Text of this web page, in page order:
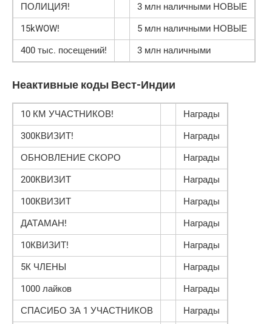
ПОЛИЦИЯ!
3 млн наличными НОВЫЕ
15kWOW!
5 млн наличными НОВЫЕ
400 тыс. посещений!
3 млн наличными
Неактивные коды Вест-Индии
10 КМ УЧАСТНИКОВ!
Награды
300КВИЗИТ!
Награды
ОБНОВЛЕНИЕ СКОРО
Награды
200КВИЗИТ
Награды
100КВИЗИТ
Награды
ДАТАМАН!
Награды
10КВИЗИТ!
Награды
5К ЧЛЕНЫ
Награды
1000 лайков
Награды
СПАСИБО ЗА 1 УЧАСТНИКОВ
Награды